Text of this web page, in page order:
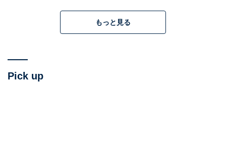
もっと見る
Pick up